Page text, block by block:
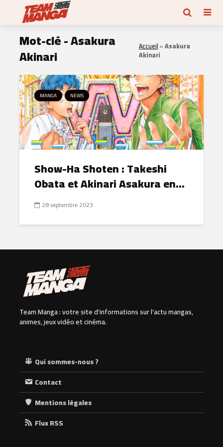
Mot-clé - Asakura
Akinari Accueil»Asakura
Akinari
MANGA NEWS
Show-Ha Shoten : Takeshi
Obata et Akinari Asakura en...
28 septembre 2023
Team Manga : votre site d'informations sur l'actu mangas,
animes, jeux vidéo et cinéma.
Qui sommes-nous ?
Contact
Mentions légales
Flux RSS